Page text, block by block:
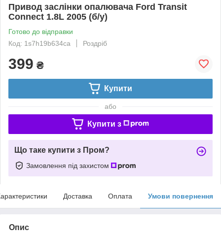
Привод заслінки опалювача Ford Transit
Connect 1.8L 2005 (б/у)
Готово до відправки
Код: 1s7h19b634ca
Роздріб
399 ₴
Купити
або
Купити з
Що таке купити з Пром?
Замовлення під захистом
Доставка Оплата Умови повернення
Опис